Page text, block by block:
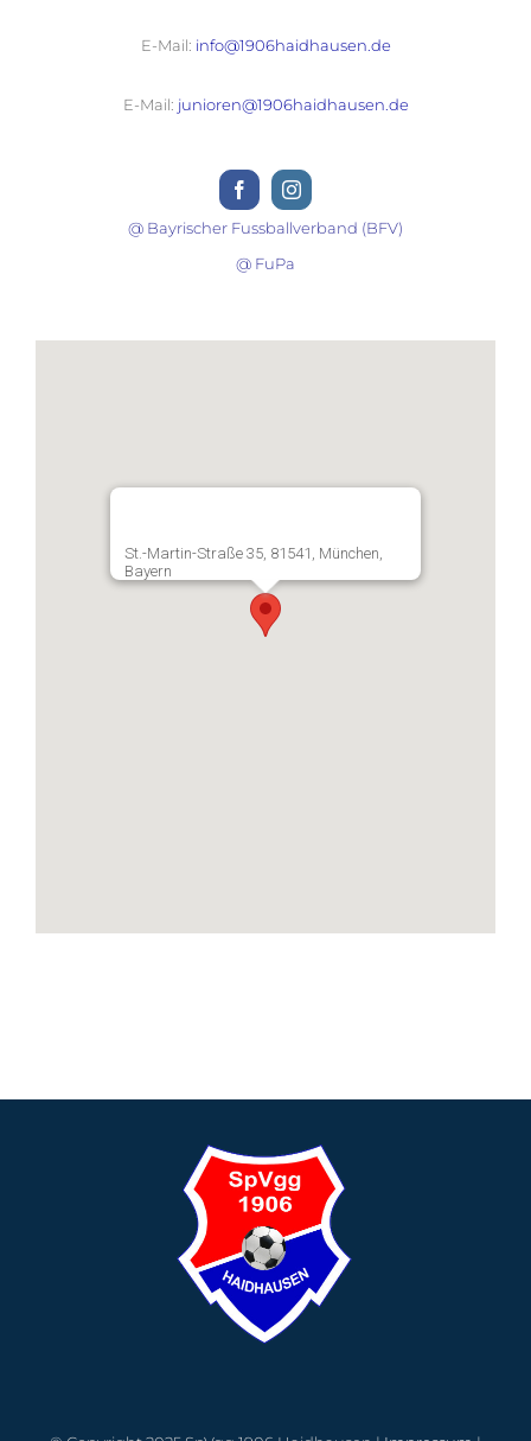
E-Mail: info@1906haidhausen.de
E-Mail: junioren@1906haidhausen.de
@ Bayrischer Fussballverband (BFV)
@ FuPa
St.-Martin-Straße 35, 81541, München,
Bayern